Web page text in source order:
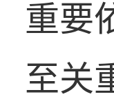
重要
至关